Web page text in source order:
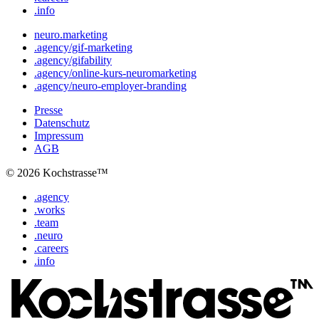
.info
neuro.marketing
.agency/gif-marketing
.agency/gifability
.agency/online-kurs-neuromarketing
.agency/neuro-employer-branding
Presse
Datenschutz
Impressum
AGB
© 2026 Kochstrasse™
.agency
.works
.team
.neuro
.careers
.info